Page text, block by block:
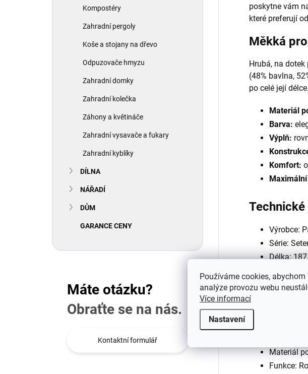
Používáme cookies,
analýze provozu webu
Více informací
Nastavení
Kompostéry
Zahradní pergoly
Koše a stojany na dřevo
Odpuzovače hmyzu
Zahradní domky
Zahradní kolečka
Záhony a květináče
Zahradní vysavače a fukary
Zahradní kyblíky
DÍLNA
NÁŘADÍ
DŮM
GARANCE CENY
Máte otázku?
Obraťte se na nás.
Kontaktní formulář
poskytne vám
které preferují
Měkká
Hrubá, na
(48% bavlna,
po celé její
Materiál
Barva:
Výplň:
Komfort:
Výrobce:
Série:
Délka:
Šířka: 58
Výška:
Materiál
Materiál
Funkce: